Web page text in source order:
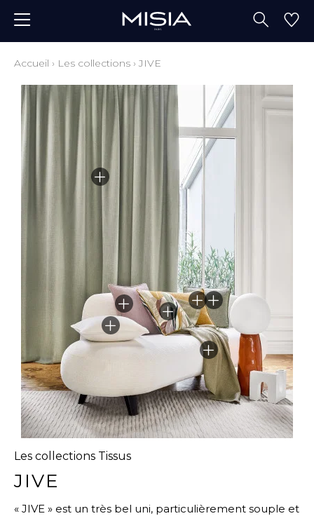
Accueil › Les collections › JIVE
Les collections Tissus
JIVE
« JIVE » est un très bel uni, particulièrement souple et